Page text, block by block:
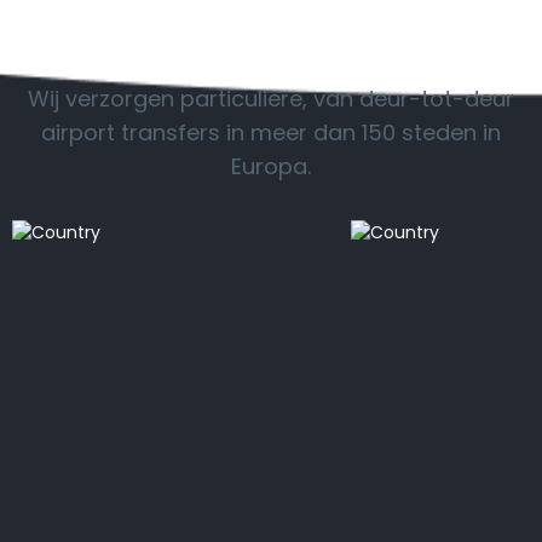
Wij verzorgen particuliere, van deur-tot-deur
airport transfers in meer dan 150 steden in
Europa.